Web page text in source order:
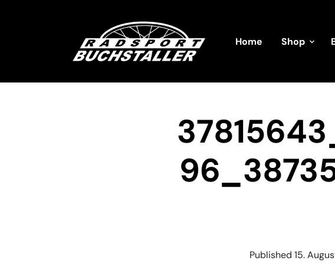
Home Shop
Published 15.